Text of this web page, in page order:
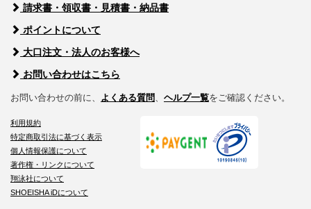
請求書・領収書・見積書・納品書
ポイントについて
大口注文・法人のお客様へ
お問い合わせはこちら
お問い合わせの前に、 よくある質問 ヘルプ一覧をご確認ください。
利用規約
特定商取引法に基づく表示
個人情報保護について
著作権・リンクについて
翔泳社について
SHOEISHA iDについて